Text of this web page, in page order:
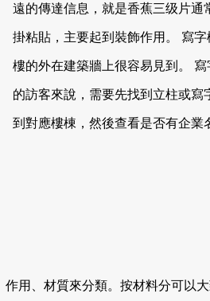
用、材質來分類。按材料分可以大